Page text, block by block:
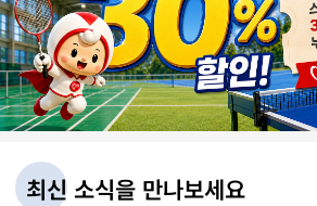
최신 소식을 만나보세요